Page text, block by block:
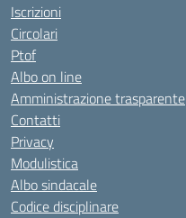
Iscrizioni
Circolari
Ptof
Albo on line
Amministrazione trasparente
Contatti
Privacy
Modulistica
Albo sindacale
Codice disciplinare